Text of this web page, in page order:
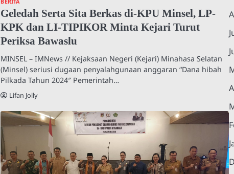
BERITA
Geledah Serta Sita Berkas di-KPU Minsel, LP-
KPK dan LI-TIPIKOR Minta Kejari Turut
Periksa Bawaslu
MINSEL – IMNews // Kejaksaan Negeri (Kejari) Minahasa Selatan
(Minsel) seriusi dugaan penyalahgunaan anggaran “Dana hibah
Pilkada Tahun 2024″ Pemerintah…
Lifan Jolly